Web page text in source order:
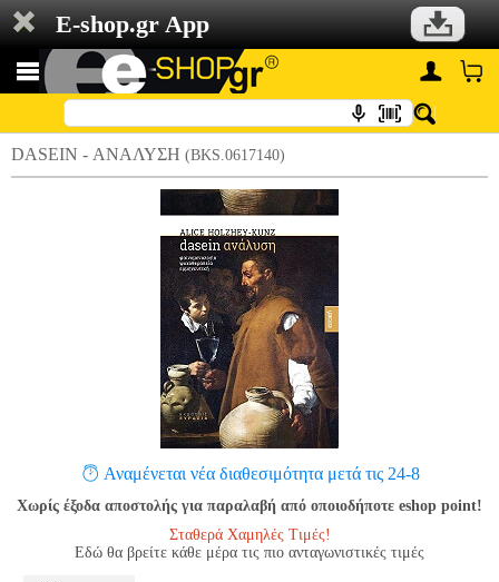
E-shop.gr App
DASEIN - ΑΝΑΛΥΣΗ (BKS.0617140)
Αναμένεται νέα διαθεσιμότητα μετά τις 24-8
Χωρίς έξοδα αποστολής για παραλαβή από οποιοδήποτε eshop point!
Σταθερά Χαμηλές Τιμές!
Εδώ θα βρείτε κάθε μέρα τις πιο ανταγωνιστικές τιμές